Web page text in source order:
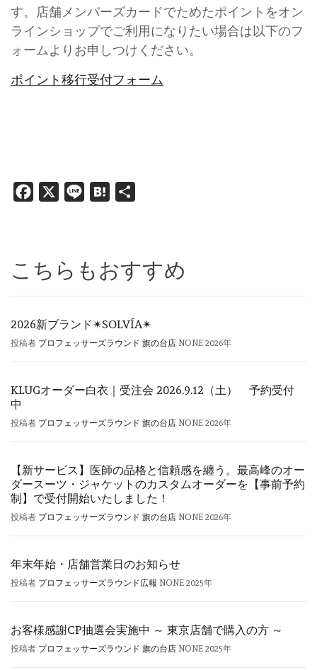
す。店舗メンバーズカードでためたポイントをオン
ラインショップでご利用になりたい場合は以下のフ
ォームよりお申しつけください。
ポイント移行受付フォーム
Facebook
X Line Hatena
こちらもおすすめ
2026新ブランド✴︎SOLVÍA✴︎
投稿者 プロフェッサーズラウンド 旗の台店 NONE 2026年
KLUGオーダー白衣｜受注会 2026.9.12（土） 予約受付
中
投稿者 プロフェッサーズラウンド 旗の台店 NONE 2026年
【新サービス】医師の品格と信頼感を纏う。最高峰のオー
ダースーツ・ジャケットのカスタムオーダーを【事前予約
制】で受付開始いたしました！
投稿者 プロフェッサーズラウンド 旗の台店 NONE 2026年
年末年始・店舗営業日のお知らせ
投稿者 プロフェッサーズラウンド広報 NONE 2025年
お客様感謝CP抽選会実施中 ～ 東京店舗で購入の方 ～
投稿者 プロフェッサーズラウンド 旗の台店 NONE 2025年